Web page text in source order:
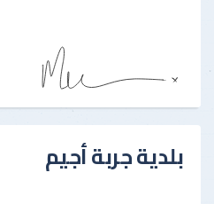
بلدية جربة أجيم